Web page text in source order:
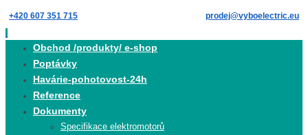
Skip
to
content
+420 607 351 715 prodej@vyboelectric.eu
Obchod /produkty/ e-shop
Poptávky
Havárie-pohotovost-24h
Reference
Dokumenty
Specifikace elektromotorů